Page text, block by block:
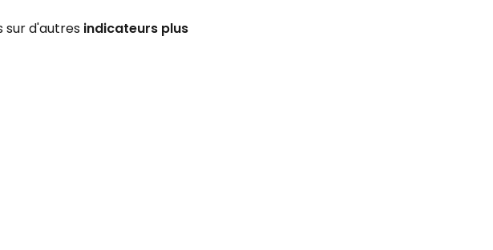
sur d'autres indicateurs plus